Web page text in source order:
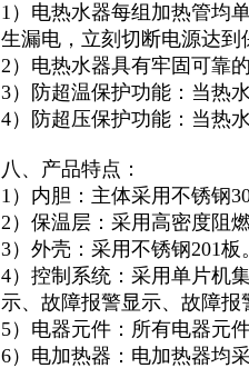
1）电热水器每组加热管均
生漏电，立刻切断电源达到
2）电热水器具有牢固可靠
3）防超温保护功能：当热
4）防超压保护功能：当热
八、产品特点：
1）内胆：主体采用不锈钢
2）保温层：采用高密度阻
3）外壳：采用不锈钢201板
4）控制系统：采用单片机
示、故障报警显示、故障报
5）电器元件：所有电器元
6）电加热器：电加热器均